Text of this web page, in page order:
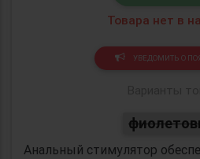
Товара нет в
УВЕДОМИТЬ О
Анальный стимулятор